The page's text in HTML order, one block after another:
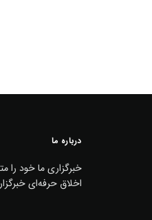
درباره ما
خبرگزاری ما خود را
اخلاق حرفه‌ای